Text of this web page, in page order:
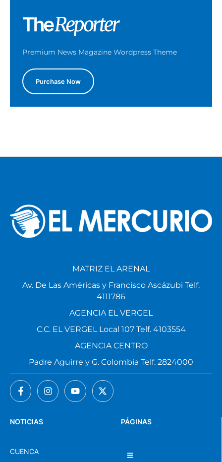
Premium News Magazine Wordpress Theme
Purchase Now
PÁGINAS
NOTICIAS
CUENCA
MATRIZ EL ARENAL
Av. De Las Américas y Francisco Ascázubi Telf.
4111786
AGENCIA EL VERGEL
C.C. EL VERGEL Local 107 Telf. 4103554
AGENCIA CENTRO
Padre Aguirre y G. Colombia Telf. 2824000